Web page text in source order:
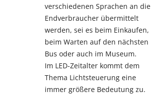
verschiedenen Sprachen an die
Endverbraucher übermittelt
werden, sei es beim Einkaufen,
beim Warten auf den nächsten
Bus oder auch im Museum.
Im LED-Zeitalter kommt dem
Thema Lichtsteuerung eine
immer größere Bedeutung zu.